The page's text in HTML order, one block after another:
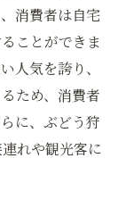
消費者は自宅
ことができま
人気を誇り、
ため、消費者
に、ぶどう狩
れや観光客に